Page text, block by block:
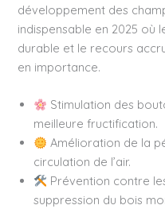
développement des
indispensable en 2025 où
durable et le recours
en importance.
Stimulation des
meilleure fructification.
Amélioration de la
circulation de l’air.
Prévention contre
suppression du bois